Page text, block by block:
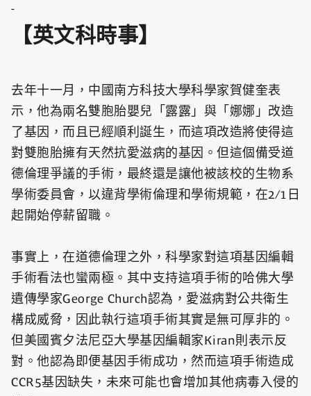
-
【英文科時事】
去年十一月，中國南方科技大學科學家賀健奎表
示，他為兩名雙胞胎嬰兒「露露」與「娜娜」改造
了基因，而且已經順利誕生，而這項改造將使得這
對雙胞胎擁有天然抗愛滋病的基因。但這個備受道
德倫理爭議的手術，最終還是讓他被該校的生物系
學術委員會，以違背學術倫理和學術規範，在2/1日
起開始停薪留職。
事實上，在道德倫理之外，科學家對這項基因編輯
手術看法也蠻兩極。其中支持這項手術的哈佛大學
遺傳學家George Church認為，愛滋病對公共衛生
構成威脅，因此執行這項手術其實是無可厚非的。
但美國賓夕法尼亞大學基因編輯家Kiran則表示反
對。他認為即便基因手術成功，然而這項手術造成
CCR5基因缺失，未來可能也會增加其他病毒入侵的